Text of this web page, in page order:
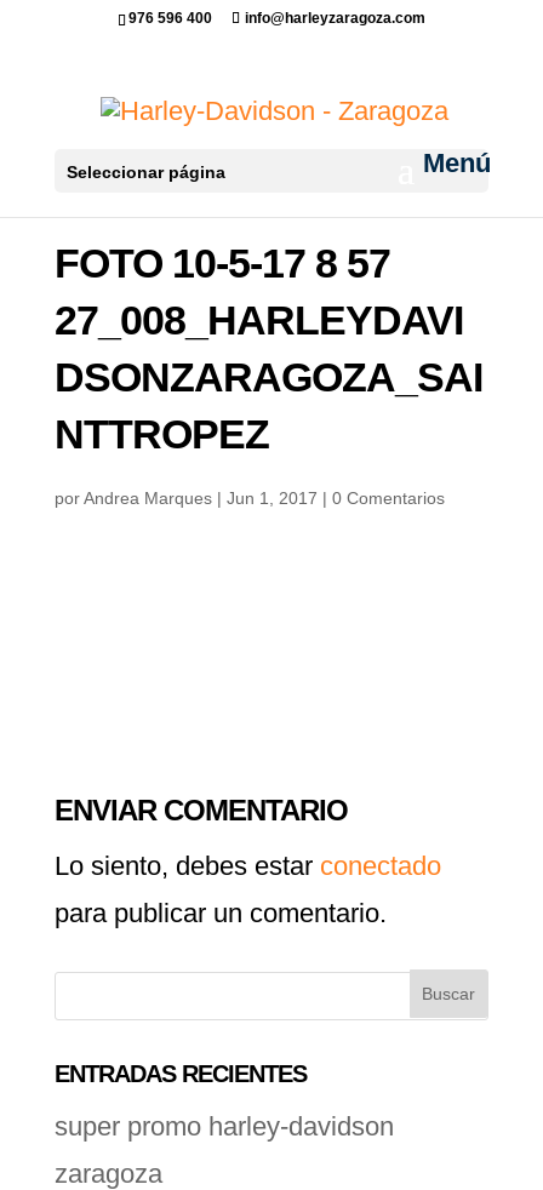
976 596 400 info@harleyzaragoza.com
Seleccionar página
FOTO 10-5-17 8 57
27_008_HARLEYDAVI
DSONZARAGOZA_SAI
NTTROPEZ
porAndrea Marques| Jun 1, 2017 | 0 Comentarios
ENVIAR COMENTARIO
Lo siento, debes estar conectado
para publicar un comentario.
ENTRADAS RECIENTES
super promo harley-davidson
zaragoza